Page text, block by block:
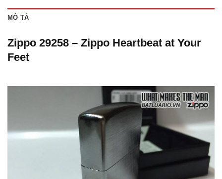
MÔ TẢ
Zippo 29258 – Zippo Heartbeat at Your
Feet